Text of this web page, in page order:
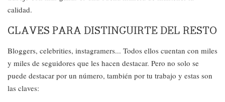
calidad.
CLAVES PARA DISTINGUIRTE DEL RESTO
Bloggers, celebrities, instagramers... Todos ellos cuentan con miles
y miles de seguidores que les hacen destacar. Pero no solo se
puede destacar por un número, también por tu trabajo y estas son
las claves: